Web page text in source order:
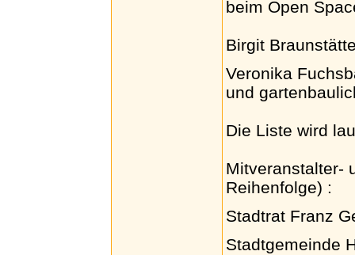
beim Open
Birgit
Veronika
und
Die Liste wird
Mitveranstalter-
Reihenfolge) :
Stadtrat Franz
Stadtgemeinde